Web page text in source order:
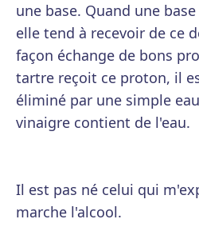
une base. Quand une
elle tend à recevoir de ce
façon échange de bons
tartre reçoit ce proton, il
éliminé par une simple
vinaigre contient de l'eau.
Il est pas né celui qui
marche l'alcool.